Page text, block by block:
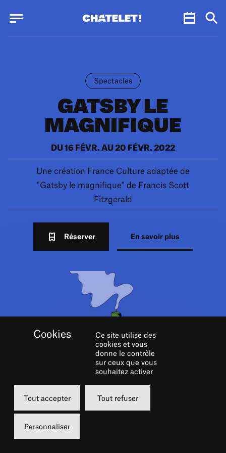
Spectacles
GATSBY LE
MAGNIFIQUE
DU 16 FÉVR. AU 20 FÉVR. 2022
Une création France Culture adaptée de
"Gatsby le magnifique" de Francis Scott
Fitzgerald
Réserver En savoir plus
Ce site utilise des
cookies et vous
donne le contrôle
sur ceux que vous
souhaitez activer
Tout accepter Tout refuser
Personnaliser